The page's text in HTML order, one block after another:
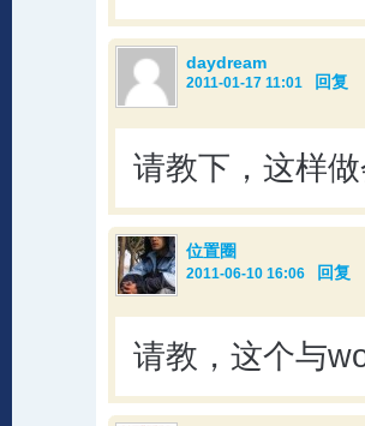
daydream
2011-01-17 11:01 回复
请教下，这样
位置圈
2011-06-10 16:06 回复
请教，这个与